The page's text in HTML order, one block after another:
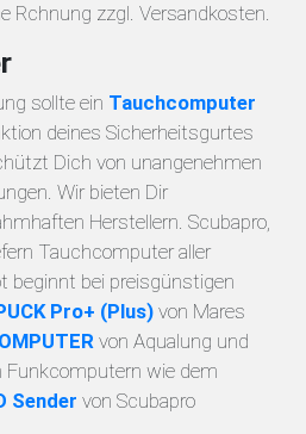
Rchnung zzgl. Versandkosten.
sollte ein Tauchcomputer
deines Sicherheitsgurtes
Dich von unangenehmen
Wir bieten Dir
Herstellern. Scubapro,
Tauchcomputer aller
beginnt bei preisgünstigen
Pro+ (Plus) von Mares
von Aqualung und
Funkcomputern wie dem
Sender von Scubapro